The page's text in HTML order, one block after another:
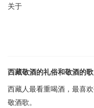
关于
西藏敬酒的礼俗和敬酒的歌
西藏人最看重喝酒，最喜
敬酒歌。